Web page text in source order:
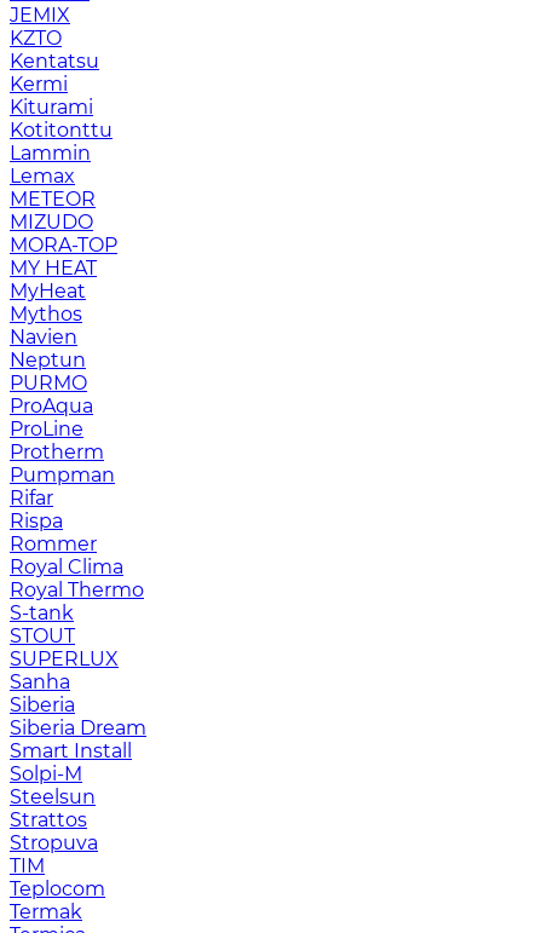
JEMIX
KZTO
Kentatsu
Kermi
Kiturami
Kotitonttu
Lammin
Lemax
METEOR
MIZUDO
MORA-TOP
MY HEAT
MyHeat
Mythos
Navien
Neptun
PURMO
ProAqua
ProLine
Protherm
Pumpman
Rifar
Rispa
Rommer
Royal Clima
Royal Thermo
S-tank
STOUT
SUPERLUX
Sanha
Siberia
Siberia Dream
Smart Install
Solpi-M
Steelsun
Strattos
Stropuva
TIM
Teplocom
Termak